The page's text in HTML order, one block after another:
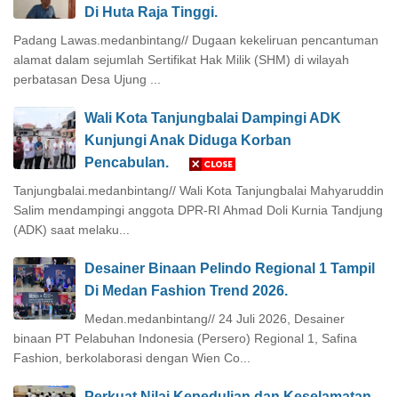
Di Huta Raja Tinggi.
Padang Lawas.medanbintang// Dugaan kekeliruan pencantuman
alamat dalam sejumlah Sertifikat Hak Milik (SHM) di wilayah
perbatasan Desa Ujung ...
Wali Kota Tanjungbalai Dampingi ADK
Kunjungi Anak Diduga Korban
Pencabulan.
Tanjungbalai.medanbintang// Wali Kota Tanjungbalai Mahyaruddin
Salim mendampingi anggota DPR-RI Ahmad Doli Kurnia Tandjung
(ADK) saat melaku...
Desainer Binaan Pelindo Regional 1 Tampil
Di Medan Fashion Trend 2026.
Medan.medanbintang// 24 Juli 2026, Desainer
binaan PT Pelabuhan Indonesia (Persero) Regional 1, Safina
Fashion, berkolaborasi dengan Wien Co...